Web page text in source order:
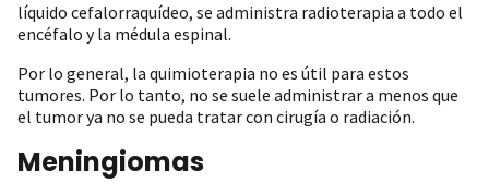
líquido cefalorraquídeo, se administra radioterapia a todo el
encéfalo y la médula espinal.
Por lo general, la quimioterapia no es útil para estos
tumores. Por lo tanto, no se suele administrar a menos que
el tumor ya no se pueda tratar con cirugía o radiación.
Meningiomas